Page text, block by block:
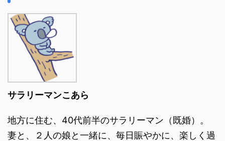
サラリーマンこあら
地方に住む、40代前半のサラリーマン（既婚）。
妻と、２人の娘と一緒に、毎日賑やかに、楽しく過